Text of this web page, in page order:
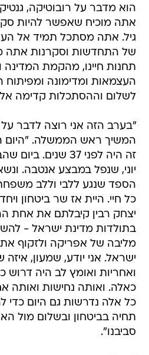
הוא מדבר על רובוטיקה,
אתה מוכיח שאפשר להיות
גיל. אתה מסתכל תמיד אל
של התחדשות וסקרנות אתה
תחנות חיינו, מהקמת
העצמאות ומדימונה ומפיתוח
לשלום וההסתכלות קדימה אל
"בערב הזה אני רוצה לדבר
המשיך ראש הממשלה. "היום
זה היה לפני 37
יוני, שנפל במבצע אנטבה.
הספד שנגע ללבי וללב
כל חיי. היית אז שר ביטחון
יצחק רבין קיבלתם את אחת
בתולדות מדינת ישראל -
מליבה של אפריקה ולזקוף
ישראל. אני יודע, שמעון, איזה
ואחריות ואומץ לב היה דרוש
כאלה. ואותה נחישות ואותה
כל אלה נדרשות גם היום כדי
תחיה בביטחון ובשלום מול
סביבנו".